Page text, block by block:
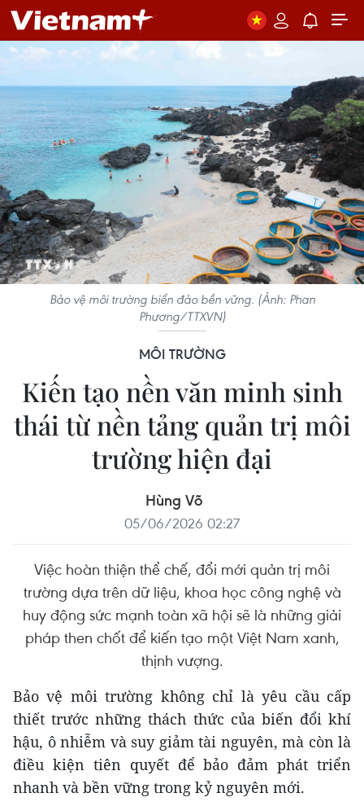
Bảo vệ môi trường biển đảo bền vững. (Ảnh: Phan
Phương/TTXVN)
MÔI TRƯỜNG
Kiến tạo nền văn minh sinh
thái từ nền tảng quản trị môi
trường hiện đại
Hùng Võ
05/06/2026 02:27
Việc hoàn thiện thể chế, đổi mới quản trị môi
trường dựa trên dữ liệu, khoa học công nghệ và
huy động sức mạnh toàn xã hội sẽ là những giải
pháp then chốt để kiến tạo một Việt Nam xanh,
thịnh vượng.
Bảo vệ môi trường không chỉ là yêu cầu cấp
thiết trước những thách thức của biến đổi khí
hậu, ô nhiễm và suy giảm tài nguyên, mà còn là
điều kiện tiên quyết để bảo đảm phát triển
nhanh và bền vững trong kỷ nguyên mới.